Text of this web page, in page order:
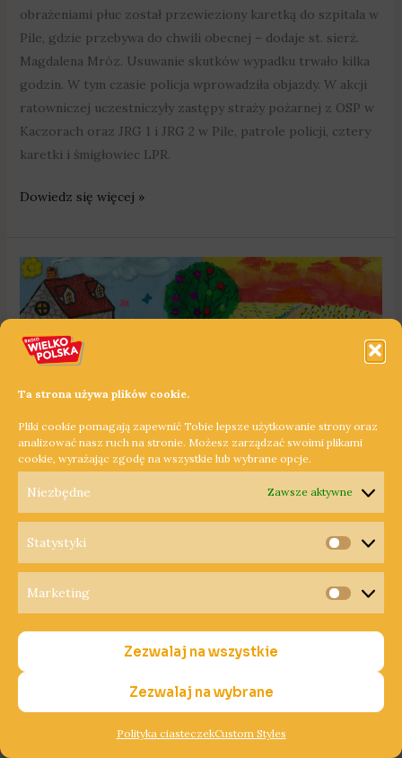
Ta strona używa plików cookie.
Pliki cookie pomagają zapewnić Tobie lepsze użytkowanie strony oraz
analizować nasz ruch na stronie. Możesz zarządzać swoimi plikami
cookie, wyrażając zgodę na wszystkie lub wybrane opcje.
Niezbędne Zawsze aktywne
Statystyki
Marketing
Zezwalaj na wszystkie
Zezwalaj na wybrane
Polityka ciasteczekCustom Styles
obrażeniami płuc został przewieziony karetką do szpitala w
Pile, gdzie przebywa do chwili obecnej – dodaje st. sierż.
Magdalena Mróz. Usuwanie skutków wypadku trwało kilka
godzin. W tym czasie policja wprowadziła objazdy. W akcji
ratowniczej uczestniczyły zastępy straży pożarnej z OSP w
Kaczorach oraz JRG 1 i JRG 2 w Pile, patrole policji, cztery
karetki i śmigłowiec LPR.
Dowiedz się więcej »
„Cztery pory roku z
OZE”
Powiat Chodzieski, Powiat Czarnkowsko-Trzcianecki
,Powiat Pilski ,Powiat Poznański
Szamotulski
,energia,konkurs,Krzysztof Grabowski
odnawialne źródła energii,oświata,szkoły,urząd
Wielkopolska
„Cztery
pory
roku
z
OZE”